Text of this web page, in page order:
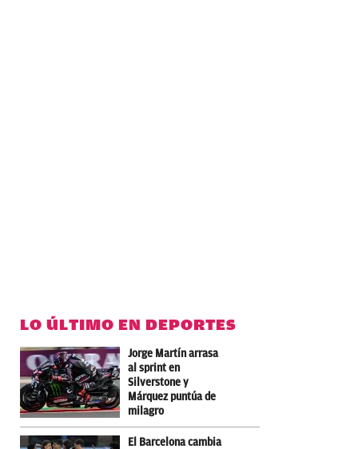
LO ÚLTIMO EN DEPORTES
Jorge Martín arrasa
al sprint en
Silverstone y
Márquez puntúa de
milagro
El Barcelona cambia